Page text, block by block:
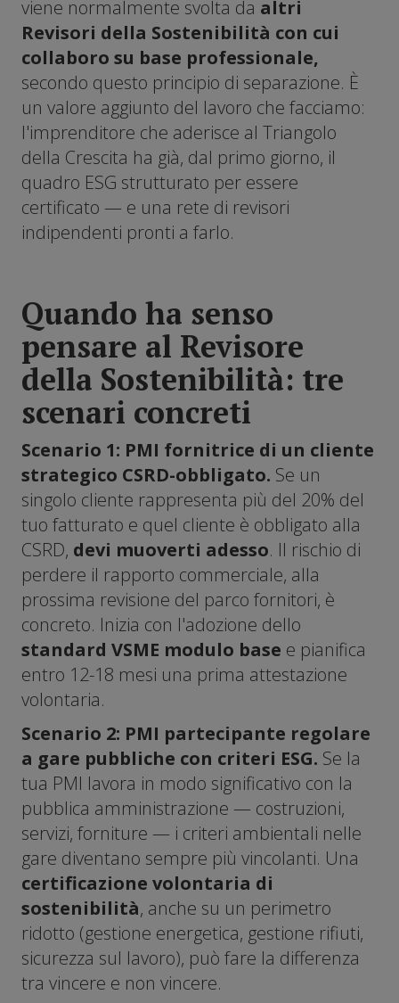
viene normalmente svolta da altri
Revisori della Sostenibilità con cui
collaboro su base professionale,
secondo questo principio di separazione. È
un valore aggiunto del lavoro che facciamo:
l'imprenditore che aderisce al Triangolo
della Crescita ha già, dal primo giorno, il
quadro ESG strutturato per essere
certificato — e una rete di revisori
indipendenti pronti a farlo.
Quando ha senso
pensare al Revisore
della Sostenibilità: tre
scenari concreti
Scenario 1: PMI fornitrice di un cliente
strategico CSRD-obbligato. Se un
singolo cliente rappresenta più del 20% del
tuo fatturato e quel cliente è obbligato alla
CSRD, devi muoverti adesso. Il rischio di
perdere il rapporto commerciale, alla
prossima revisione del parco fornitori, è
concreto. Inizia con l'adozione dello
standard VSME modulo base e pianifica
entro 12-18 mesi una prima attestazione
volontaria.
Scenario 2: PMI partecipante regolare
a gare pubbliche con criteri ESG. Se la
tua PMI lavora in modo significativo con la
pubblica amministrazione — costruzioni,
servizi, forniture — i criteri ambientali nelle
gare diventano sempre più vincolanti. Una
certificazione volontaria di
sostenibilità, anche su un perimetro
ridotto (gestione energetica, gestione rifiuti,
sicurezza sul lavoro), può fare la differenza
tra vincere e non vincere.